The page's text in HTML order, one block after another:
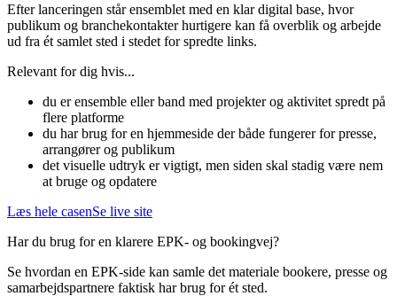
Efter lanceringen står ensemblet med en klar digital base, hvor
publikum og branchekontakter hurtigere kan få overblik og arbejde
ud fra ét samlet sted i stedet for spredte links.
Relevant for dig hvis...
du er ensemble eller band med projekter og aktivitet spredt på
flere platforme
du har brug for en hjemmeside der både fungerer for presse,
arrangører og publikum
det visuelle udtryk er vigtigt, men siden skal stadig være nem
at bruge og opdatere
Læs hele casenSe live site
Har du brug for en klarere EPK- og bookingvej?
Se hvordan en EPK-side kan samle det materiale bookere, presse og
samarbejdspartnere faktisk har brug for ét sted.